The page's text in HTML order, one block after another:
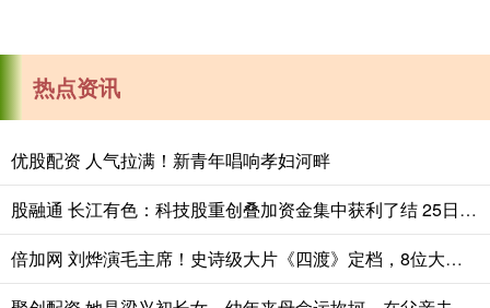
热点资讯
优股配资 人气拉满！新青年唱响孝妇河畔
股融通 长江有色：科技股重创叠加资金集中获利了结 25日锌价或下跌
倍加网 刘烨演毛主席！史诗级大片《四渡》定档，8位大腕加盟，是奔着票房冠军来的